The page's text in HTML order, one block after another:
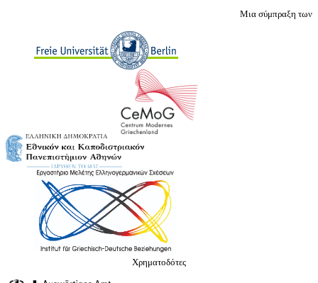
Μια σύμπραξη των
Χρηματοδότες